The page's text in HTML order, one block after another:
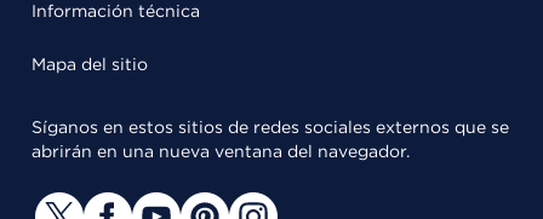
Información técnica
Mapa del sitio
Síganos en estos sitios de redes sociales externos que se
abrirán en una nueva ventana del navegador.